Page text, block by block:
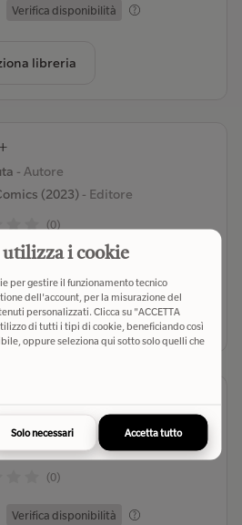
Verifica disponibilità
libreria
- Autore
(2023)- Editore
(0)
Verifica disponibilità
libreria
(2023)- Editore
(0)
Verifica disponibilità
utilizza i cookie
per gestire il funzionamento tecnico
dell'account, per la misurazione del
personalizzati. Clicca su "ACCETTA
di tutti i tipi di cookie, beneficiando così
oppure seleziona qui sotto solo quelli che
Solo necessari Accetta tutto